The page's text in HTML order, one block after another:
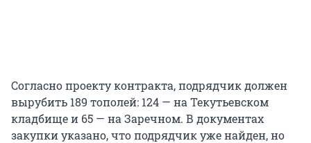
Согласно проекту контракта, подрядчик должен
вырубить 189 тополей: 124 — на Текутьевском
кладбище и 65 — на Заречном. В документах
закупки указано, что подрядчик уже найден, но